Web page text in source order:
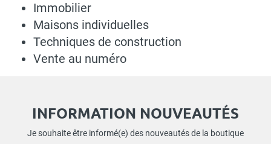
Immobilier
Maisons individuelles
Techniques de construction
Vente au numéro
INFORMATION NOUVEAUTÉS
Je souhaite être informé(e) des nouveautés de la boutique